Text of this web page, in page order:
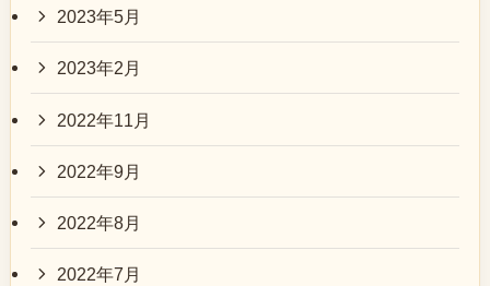
2023年5月
2023年2月
2022年11月
2022年9月
2022年8月
2022年7月